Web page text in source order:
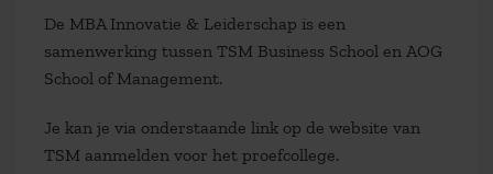
De MBA Innovatie & Leiderschap is een
samenwerking tussen TSM Business School en AOG
School of Management.
Je kan je via onderstaande link op de website van
TSM aanmelden voor het proefcollege.